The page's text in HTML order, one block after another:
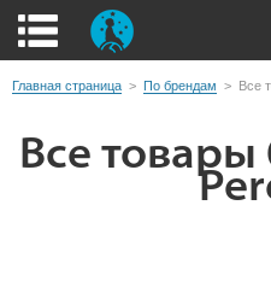
Главная страница > По брендам > Все
Все товары